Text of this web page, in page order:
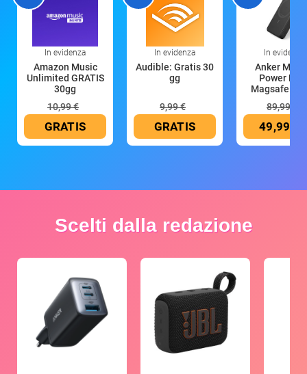
In evidenza
Amazon Music
Unlimited GRATIS
30gg
10,99 €
GRATIS
In evidenza
Audible: Gratis 30
gg
9,99 €
GRATIS
In evidenza
Anker
Power
Magsafe
89,99 €
49,99 €
Scelti dalla redazione